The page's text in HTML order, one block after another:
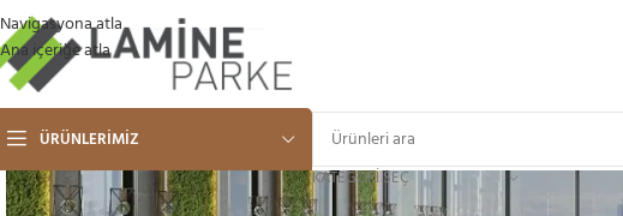
Navigasyona atla
Ana içeriğe atla
ÜRÜNLERIMIZ
KATEGORI SEÇ